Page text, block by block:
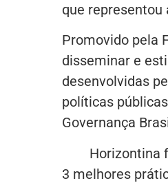
que representou
Promovido pela
disseminar e
desenvolvidas
políticas
Governança
Horizontina
3 melhores